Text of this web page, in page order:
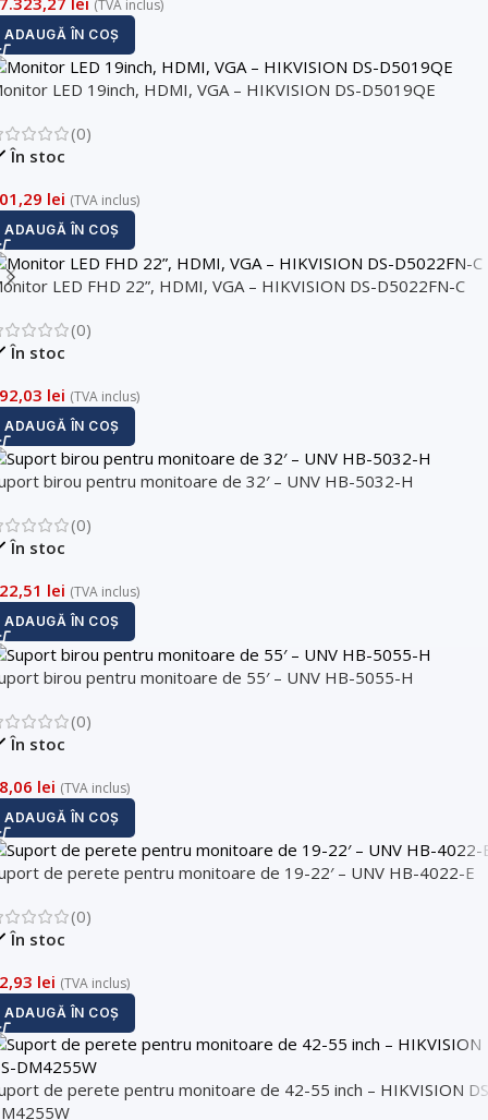
(TVA inclus)
ADAUGĂ ÎN COȘ
LED 19inch, HDMI, VGA – HIKVISION DS-D5019QE
(0)
În stoc
lei (TVA inclus)
ADAUGĂ ÎN COȘ
LED FHD 22”, HDMI, VGA – HIKVISION DS-D5022FN-C
(0)
În stoc
lei (TVA inclus)
ADAUGĂ ÎN COȘ
birou pentru monitoare de 32′ – UNV HB-5032-H
(0)
În stoc
lei (TVA inclus)
ADAUGĂ ÎN COȘ
birou pentru monitoare de 55′ – UNV HB-5055-H
(0)
În stoc
lei (TVA inclus)
ADAUGĂ ÎN COȘ
de perete pentru monitoare de 19-22′ – UNV HB-4022-E
(0)
În stoc
lei (TVA inclus)
ADAUGĂ ÎN COȘ
de perete pentru monitoare de 42-55 inch – HIKVISION